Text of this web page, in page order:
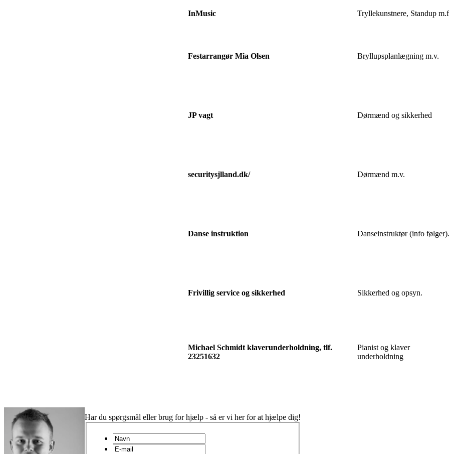
InMusic Tryllekunstnere, Standup
Festarrangør Mia Olsen Bryllupsplanlægning m.v.
JP vagt Dørmænd og sikkerhed
securitysjlland.dk/ Dørmænd m.v.
Danse instruktion Danseinstruktør (info følger).
Frivillig service og sikkerhed Sikkerhed og opsyn.
Michael Schmidt klaverunderholdning, tlf.
23251632
Pianist og klaver
underholdning
Har du spørgsmål eller brug for hjælp - så er vi her for at hjælpe dig!